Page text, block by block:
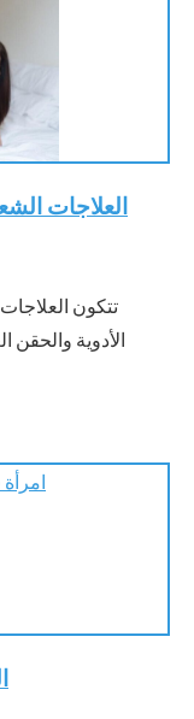
العلاجات
تتكون
الأدوية والحقن